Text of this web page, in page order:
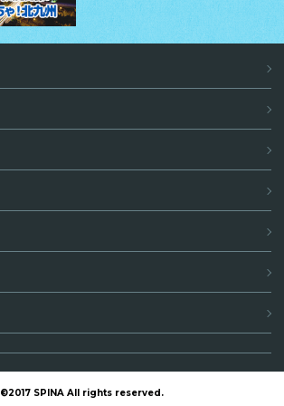
©2017 SPINA All rights reserved.